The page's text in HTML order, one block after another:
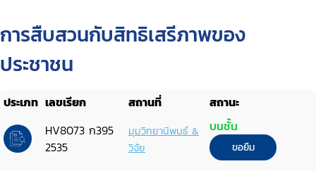
การสืบสวนกับสิทธิเสรีภาพของ
ประชาชน
ประเภท เลขเรียก สถานที่
สถานะ
HV8073 ก395
2535
มุมวิทยานิพนธ์ &
วิจัย
บนชั้น
ขอยืม